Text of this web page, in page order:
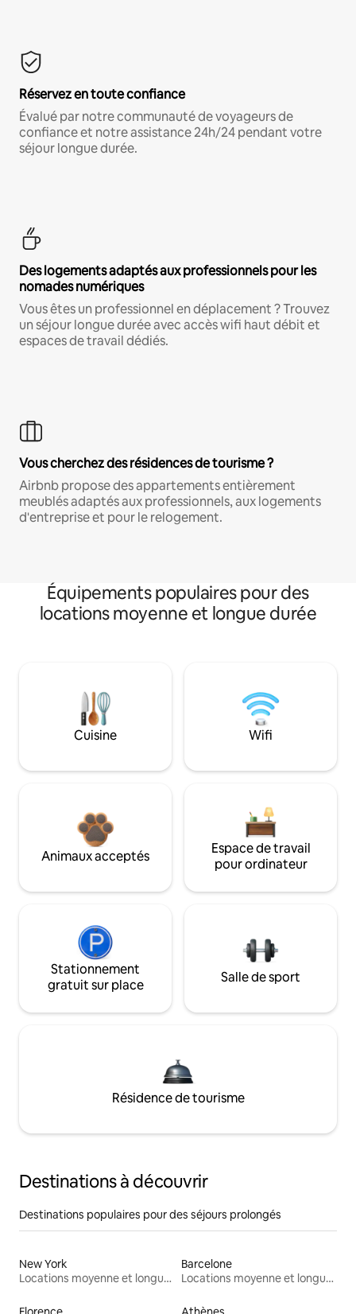
Réservez en toute confiance
Évalué par notre communauté de voyageurs de
confiance et notre assistance 24h/24 pendant votre
séjour longue durée.
Des logements adaptés aux professionnels pour les
nomades numériques
Vous êtes un professionnel en déplacement ? Trouvez
un séjour longue durée avec accès wifi haut débit et
espaces de travail dédiés.
Vous cherchez des résidences de tourisme ?
Airbnb propose des appartements entièrement
meublés adaptés aux professionnels, aux logements
d'entreprise et pour le relogement.
Équipements populaires pour des
locations moyenne et longue durée
Cuisine Wifi
Animaux acceptés
Espace de travail
pour ordinateur
Stationnement
gratuit sur place
Salle de sport
Résidence de tourisme
Destinations à découvrir
Destinations populaires pour des séjours prolongés
New York
Locations moyenne et longue durée
Barcelone
Locations moyenne et longue durée